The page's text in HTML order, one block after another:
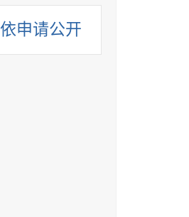
依申请公开